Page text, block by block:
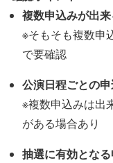
複数申込みが出
※そもそも複数申
で要確認
公演日程ごとの
※複数申込みは出
がある場合あり
抽選に有効とな